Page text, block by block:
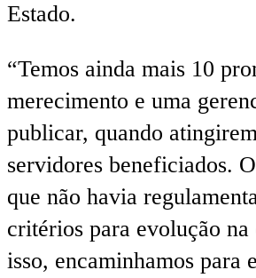
Estado.
“Temos ainda mais 10
merecimento e uma
publicar, quando
servidores beneficiados.
que não havia
critérios para evolução
isso, encaminhamos para